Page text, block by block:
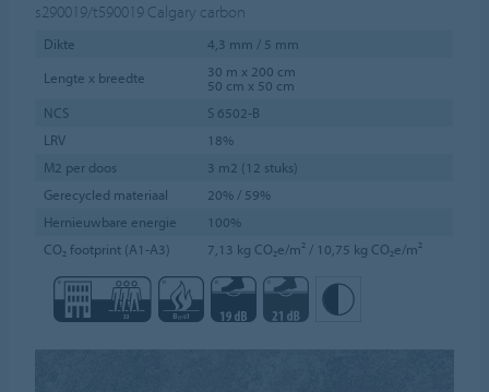
s290019/t590019 Calgary carbon
Dikte
4,3 mm / 5 mm
Lengte x breedte
30 m x 200 cm
50 cm x 50 cm
NCS
S 6502-B
LRV
18%
M2 per doos
3 m2 (12 stuks)
Gerecycled materiaal
20% / 59%
Hernieuwbare energie
100%
CO₂ footprint (A1-A3)
7,13 kg CO₂e/m² / 10,75 kg CO₂e/m²